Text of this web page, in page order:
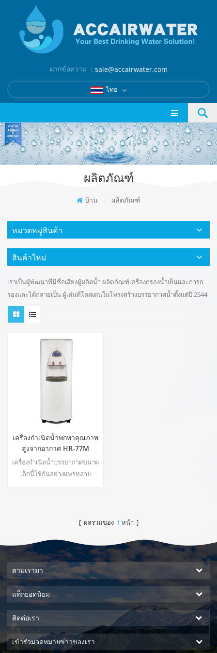
ฝากข้อความ ： sale@accairwater.com
ไทย
ผลิตภัณฑ์
บ้าน / ผลิตภัณฑ์
หมวดหมู่สินค้า
สินค้าใหม่
เราเป็นผู้พัฒนาที่มีชื่อเสียงผู้ผลิตน้ำ ผลิตภัณฑ์เครื่องกรองน้ำเย็นและการก
รองและได้กลายเป็น ผู้เล่นที่โดดเด่นในโพรงสร้างบรรยากาศน้ำตั้งแต่ปี 2544
เครื่องกำเนิดน้ำพกพาคุณภาพ
สูงจากอากาศ HR-77M
เครื่องกำเนิดน้ำบรรยากาศขนาด
เล็กนี้ใช้กันอย่างแพร่หลาย
[ ผลรวมของ 1 หน้า ]
ตามเรามา
แท็กยอดนิยม
ติดต่อเรา
เข้าร่วมจดหมายข่าวของเรา